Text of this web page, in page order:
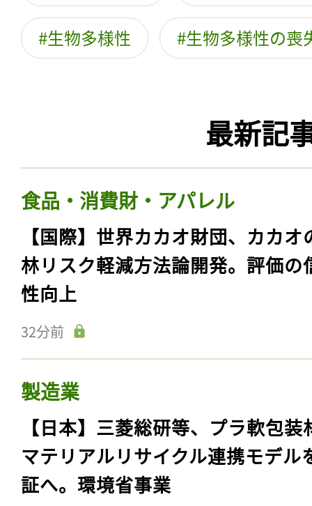
生物多様性 生物多様性の喪
最新記
食品・消費財・アパレル
【国際】世界カカオ財団、カカオ
林リスク軽減方法論開発。評価の
性向上
32分前
製造業
【日本】三菱総研等、プラ軟包装
マテリアルリサイクル連携モデル
証へ。環境省事業